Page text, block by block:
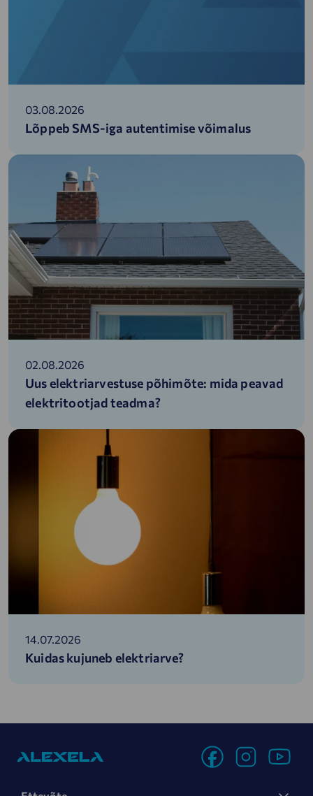
03.08.2026
Lõppeb SMS-iga autentimise võimalus
02.08.2026
Uus elektriarvestuse põhimõte: mida peavad
elektritootjad teadma?
14.07.2026
Kuidas kujuneb elektriarve?